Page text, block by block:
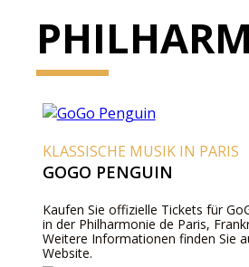
KLASSISCHE MUSIK IN PARIS
GOGO PENGUIN
Kaufen Sie offizielle Tickets für
in der Philharmonie de Paris,
Weitere Informationen finden Sie
Website.